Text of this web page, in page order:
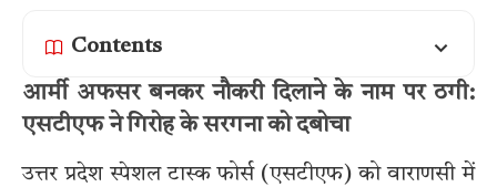
Contents
आर्मी अफसर बनकर नौकरी दिलाने के नाम पर ठगी:
एसटीएफ ने गिरोह के सरगना को दबोचा
उत्तर प्रदेश स्पेशल टास्क फोर्स (एसटीएफ) को वाराणसी में